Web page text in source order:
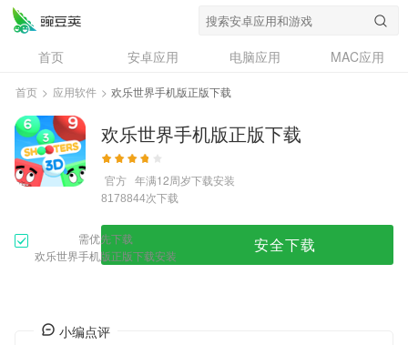
首页 安卓应用 电脑应用
MAC应用
资讯
专题
问答
首页 > 应用软件 > 欢乐世界手机版正版下载
欢乐世界手机版正版下载
官方 年满12周岁下载安装
8178844次下载
需优先下载
欢乐世界手机版正版下载安装
安全下载
小编点评